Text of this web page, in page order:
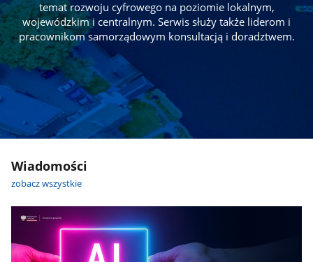
temat rozwoju cyfrowego na poziomie lokalnym,
wojewódzkim i centralnym. Serwis służy także liderom i
pracownikom samorządowym konsultacją i doradztwem.
Wiadomości
zobacz wszystkie